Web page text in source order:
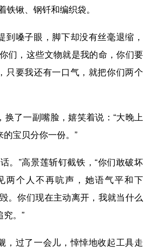
铁锹、钢钎和编织袋。
嗓子眼，脚下却没有丝毫退缩，
们，这些文物就是我的命，你们要
只要我还有一口气，就把你们两个
了一副嘴脸，嬉笑着说：“大晚上
宝贝分你一份。”
”高景莲斩钉截铁，“你们敢破坏
两个人不再吭声，她语气平和下
。你们现在主动离开，我就当什么
。”
过了一会儿，悻悻地收起工具走